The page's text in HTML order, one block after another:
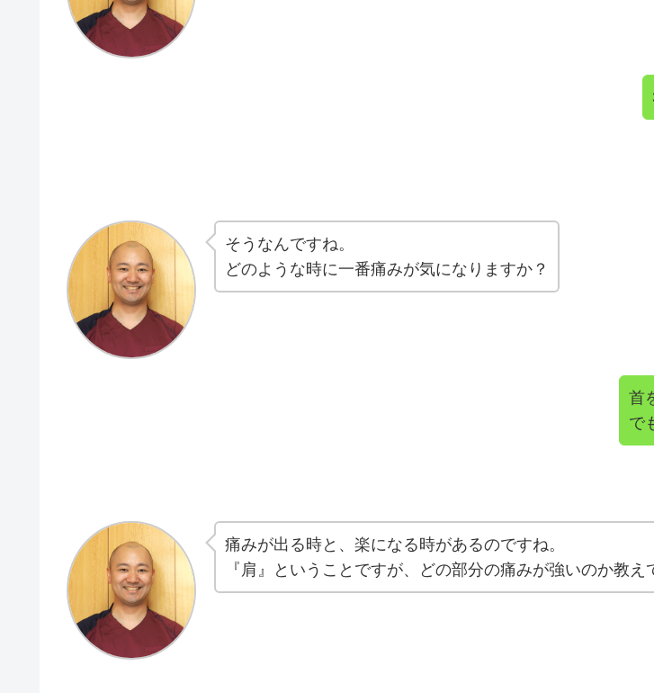
そうなんですね。
どのような時に一番痛みが気になりますか？
首
で
痛みが出る時と、楽になる時があるのですね。
『肩』ということですが、どの部分の痛みが強いのか教え